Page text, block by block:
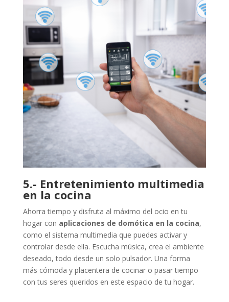
5.- Entretenimiento multimedia
en la cocina
Ahorra tiempo y disfruta al máximo del ocio en tu
hogar con aplicaciones de domótica en la cocina,
como el sistema multimedia que puedes activar y
controlar desde ella. Escucha música, crea el ambiente
deseado, todo desde un solo pulsador. Una forma
más cómoda y placentera de cocinar o pasar tiempo
con tus seres queridos en este espacio de tu hogar.